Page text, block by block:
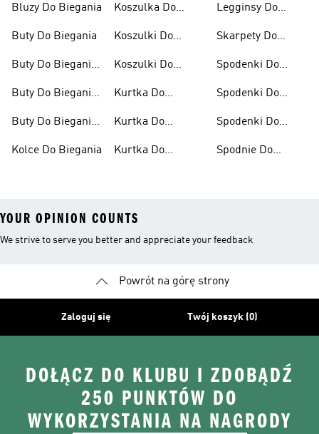
Bluzy Do Biegania
Buty Do Biegania
Buty Do Biegania
Buty Do Biegania
Buty Do Biegania
Kolce Do Biegania
Koszulka Do
Koszulki Do
Koszulki Do
Kurtka Do
Kurtka Do
Kurtka Do
Legginsy Do
Skarpety Do
Spodenki Do
Spodenki Do
Spodenki Do
Spodnie Do
YOUR OPINION COUNTS
We strive to serve you better and appreciate your feedback
Powrót na górę strony
Zaloguj się Twój koszyk (0)
DOŁĄCZ DO KLUBU I ZDOBĄDŹ
250 PUNKTÓW DO
WYKORZYSTANIA NA NAGRODY